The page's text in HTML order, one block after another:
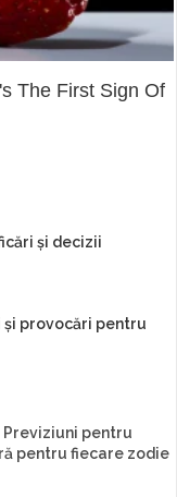
The First Sign Of
și decizii
și provocări pentru
Previziuni pentru
pentru fiecare zodie